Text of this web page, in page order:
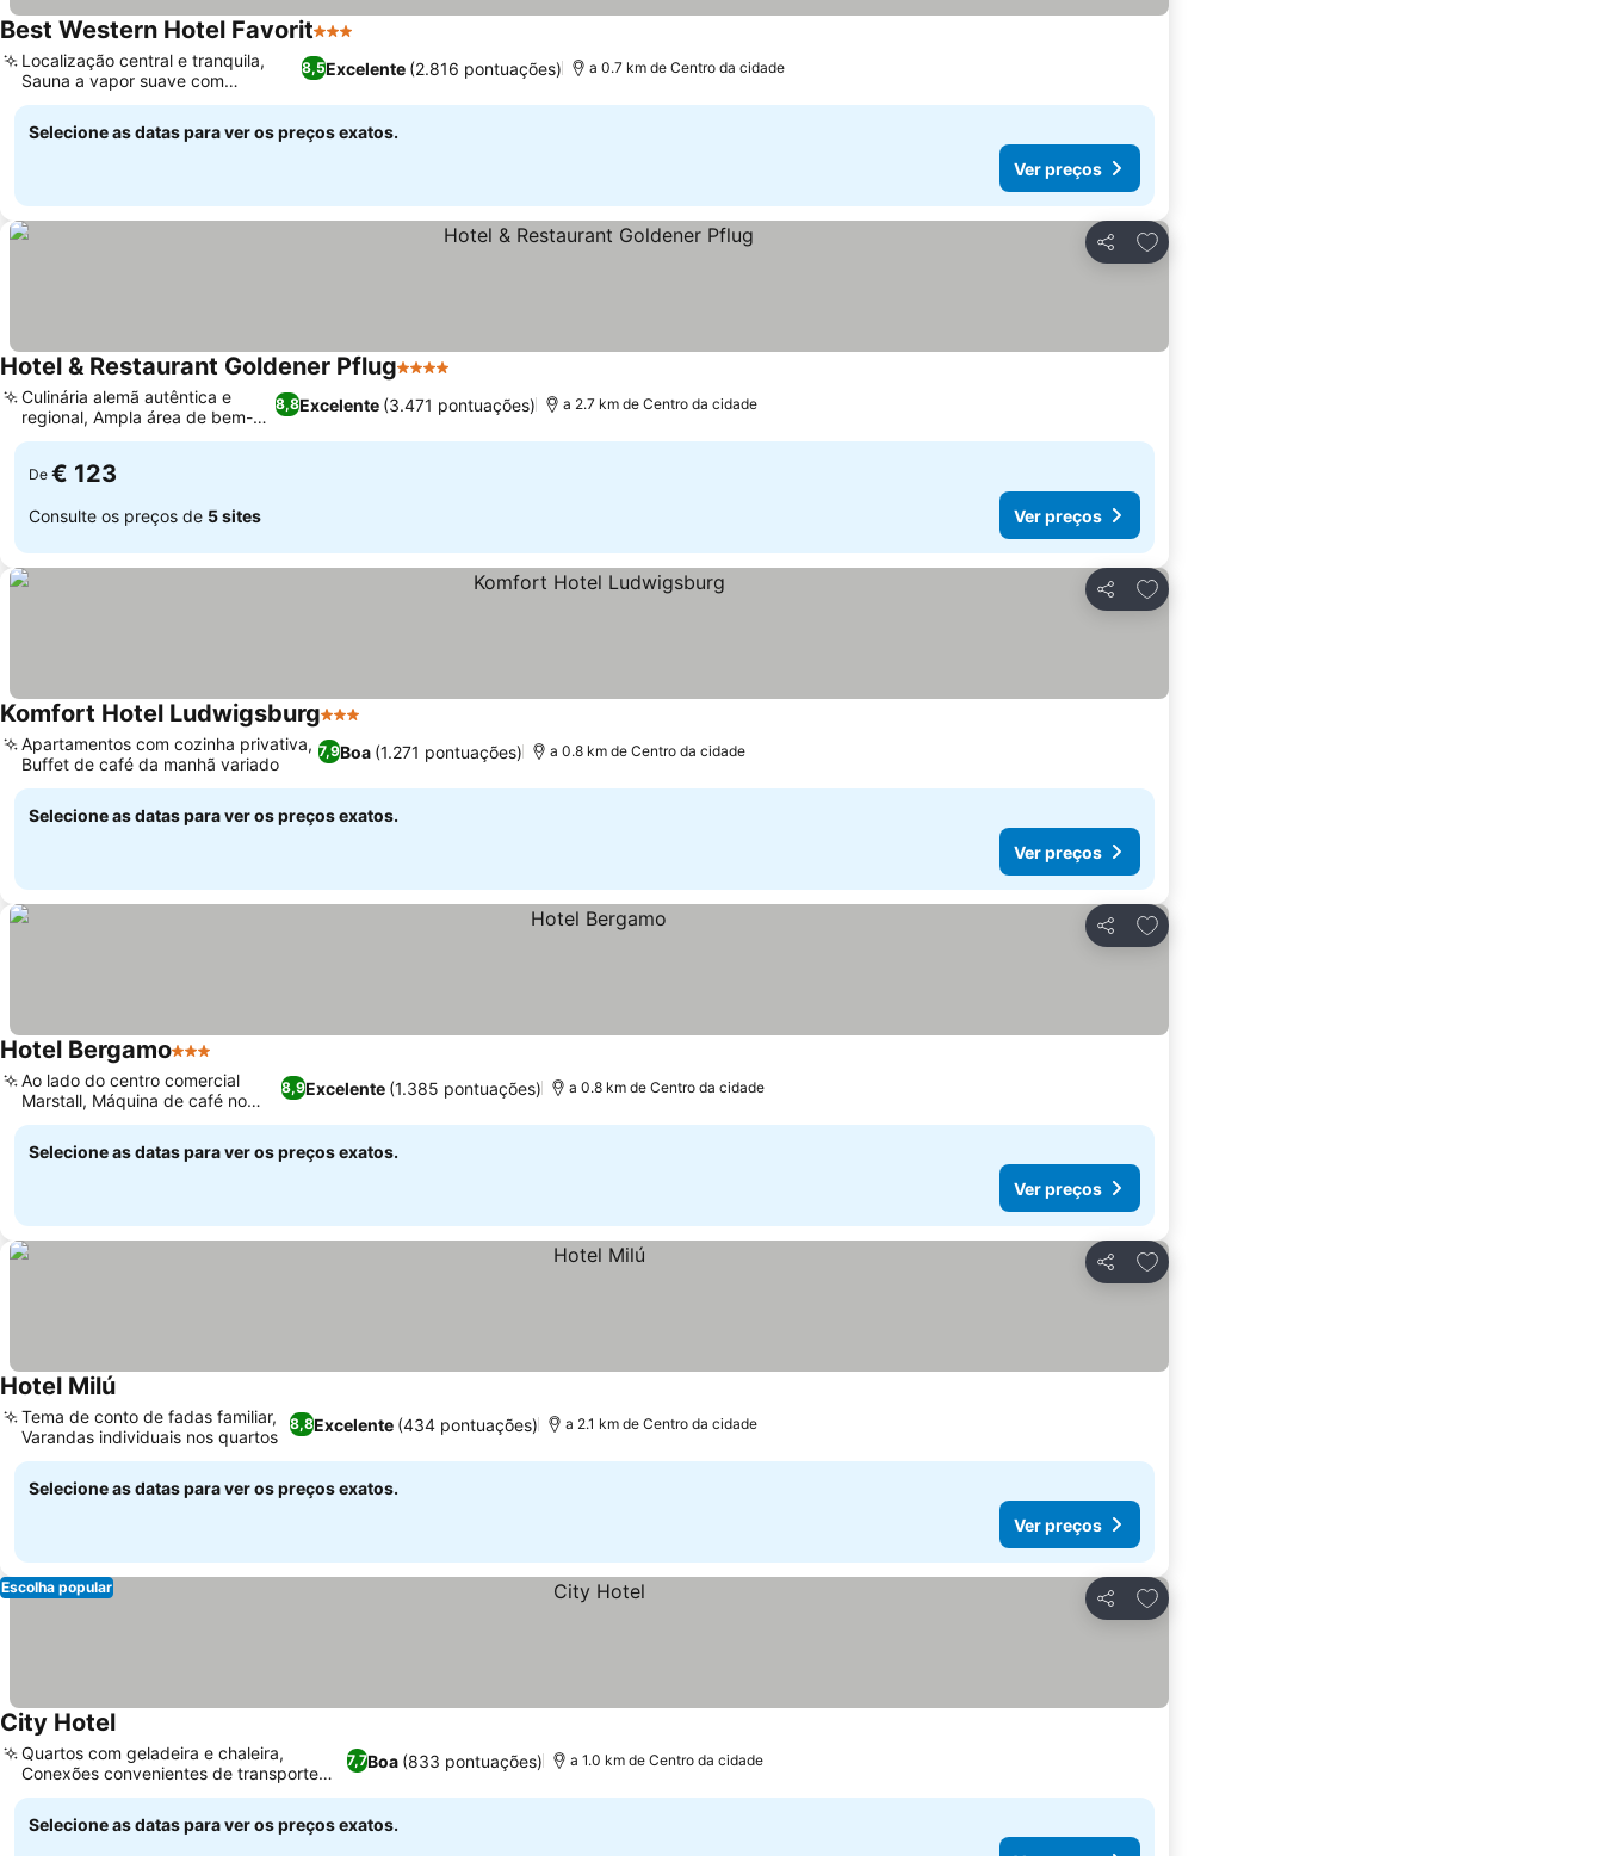
Best Western Hotel Favorit3 Estrelas
8,5Excelente (2.816 pontuações)
Localização central e tranquila,
Sauna a vapor suave com
cromoterapia
a 0.7 km de Centro da cidade
Selecione as datas para ver os preços exatos.
Ver preços
Partilhar
Adicionar aos favoritos
Hotel & Restaurant Goldener Pflug4 Estrelas
8,8Excelente (3.471 pontuações)
Culinária alemã autêntica e
regional, Ampla área de bem-
estar
a 2.7 km de Centro da cidade
De € 123
Consulte os preços de 5 sites Ver preços
Partilhar
Adicionar aos favoritos
Komfort Hotel Ludwigsburg3 Estrelas
7,9Boa (1.271 pontuações)
Apartamentos com cozinha privativa,
Buffet de café da manhã variado
a 0.8 km de Centro da cidade
Selecione as datas para ver os preços exatos.
Ver preços
Partilhar
Adicionar aos favoritos
Hotel Bergamo3 Estrelas
8,9Excelente (1.385 pontuações)
Ao lado do centro comercial
Marstall, Máquina de café no
quarto
a 0.8 km de Centro da cidade
Selecione as datas para ver os preços exatos.
Ver preços
Partilhar
Adicionar aos favoritos
Hotel MilúVer preços
8,8Excelente (434 pontuações)
Tema de conto de fadas familiar,
Varandas individuais nos quartos
a 2.1 km de Centro da cidade
Selecione as datas para ver os preços exatos.
Ver preços
Partilhar
Adicionar aos favoritos
Escolha popular
City HotelVer preços
7,7Boa (833 pontuações)
Quartos com geladeira e chaleira,
Conexões convenientes de transporte
público
a 1.0 km de Centro da cidade
Selecione as datas para ver os preços exatos.